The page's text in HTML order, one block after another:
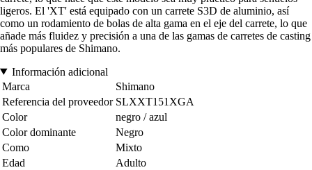
ligeros. El 'XT' está equipado con un carrete S3D de aluminio, así
como un rodamiento de bolas de alta gama en el eje del carrete, lo que
añade más fluidez y precisión a una de las gamas de carretes de casting
más populares de Shimano.
Información adicional
Marca
Shimano
Referencia del proveedor SLXXT151XGA
Color
negro / azul
Color dominante
Negro
Como
Mixto
Edad
Adulto